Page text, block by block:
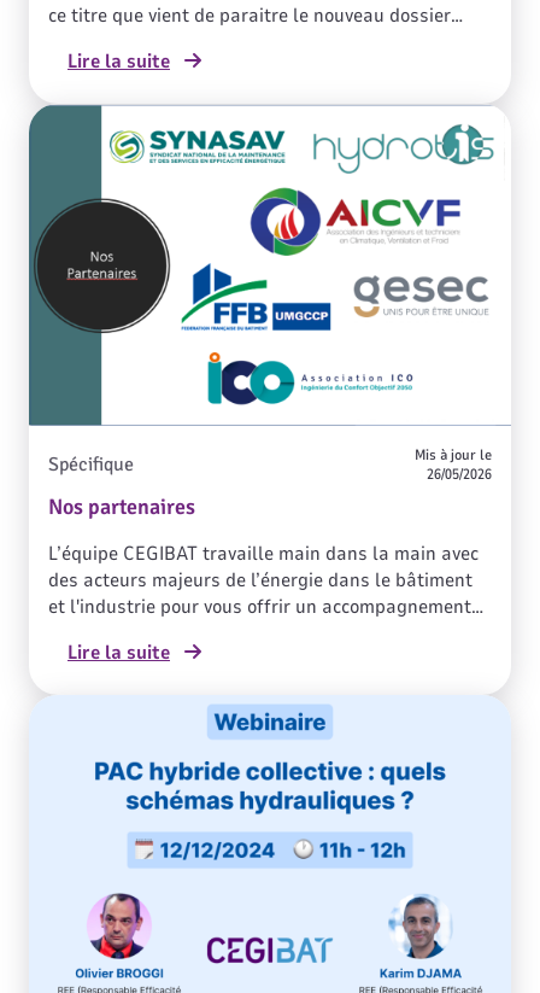
ce titre que vient de paraitre le nouveau dossier
l'AICVF. Naturellement, Cegibat et GRDF ont
activement participé à ce numéro spécial.
Lire la suite
Nos partenaires
Spécifique
Mis à jour le
26/05/2026
L’équipe CEGIBAT travaille main dans la main avec
des acteurs majeurs de l’énergie dans le bâtiment
et l'industrie pour vous offrir un accompagnement
la pointe des nouveautés technologiques et des
votre travail plus efficacement et être informé des
actualités du domaine.Ensemble, nous construisons
un avenir plus vert et performant pour le monde du
bâtiment et de l'industrie.Nous sommes fiers de
partager cela avec vous !
Lire la suite